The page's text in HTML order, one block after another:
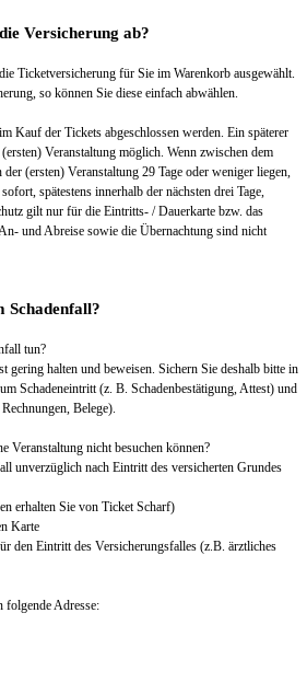
Versicherung ab?
Ticketversicherung für Sie im Warenkorb ausgewählt.
so können Sie diese einfach abwählen.
Kauf der Tickets abgeschlossen werden. Ein späterer
Veranstaltung möglich. Wenn zwischen dem
(ersten) Veranstaltung 29 Tage oder weniger liegen,
spätestens innerhalb der nächsten drei Tage,
gilt nur für die Eintritts- / Dauerkarte bzw. das
und Abreise sowie die Übernachtung sind nicht
Schadenfall?
tun?
gering halten und beweisen. Sichern Sie deshalb bitte in
Schadeneintritt (z. B. Schadenbestätigung, Attest) und
Belege).
Veranstaltung nicht besuchen können?
unverzüglich nach Eintritt des versicherten Grundes
erhalten Sie von Ticket Scharf)
Karte
den Eintritt des Versicherungsfalles (z.B. ärztliches
folgende Adresse: